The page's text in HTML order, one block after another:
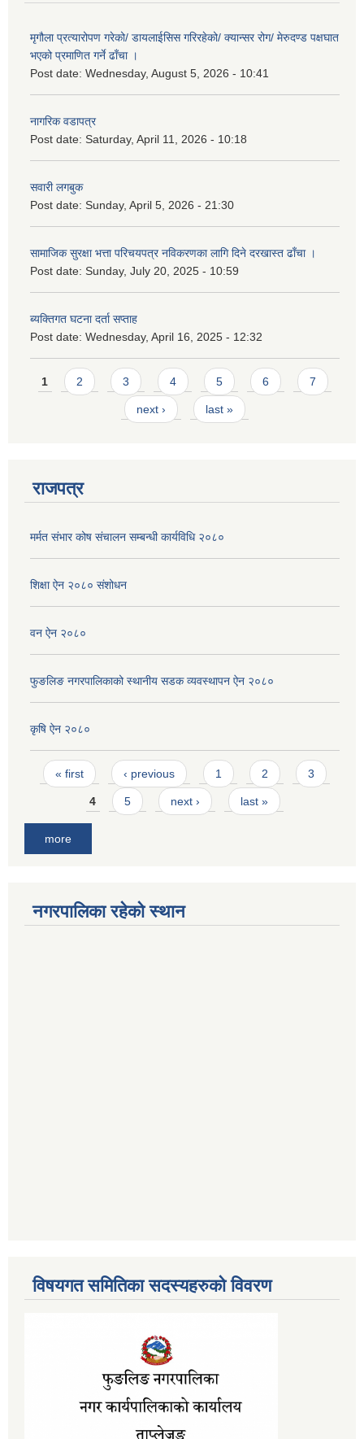
मृगौला प्रत्यारोपण गरेको/ डायलाईसिस गरिरहेको/ क्यान्सर रोग/ मेरुदण्ड पक्षघात
भएको प्रमाणित गर्ने ढाँचा ।
Post date: Wednesday, August 5, 2026 - 10:41
नागरिक वडापत्र
Post date: Saturday, April 11, 2026 - 10:18
सवारी लगबुक
Post date: Sunday, April 5, 2026 - 21:30
सामाजिक सुरक्षा भत्ता परिचयपत्र नविकरणका लागि दिने दरखास्त ढाँचा ।
Post date: Sunday, July 20, 2025 - 10:59
ब्यक्तिगत घटना दर्ता सप्ताह
Post date: Wednesday, April 16, 2025 - 12:32
Pages
1 2 3 4 5 6 7
next › last »
राजपत्र
मर्मत संभार कोष संचालन सम्बन्धी कार्यविधि २०८०
शिक्षा ऐन २०८० संशोधन
वन ऐन २०८०
फुङलिङ नगरपालिकाको स्थानीय सडक व्यवस्थापन ऐन २०८०
कृषि ऐन २०८०
Pages
« first ‹ previous 1 2 3
4 5 next › last »
more
नगरपालिका रहेको स्थान
विषयगत समितिका सदस्यहरुको विवरण